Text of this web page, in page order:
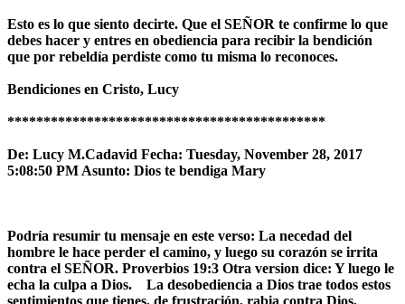
Esto es lo que siento decirte. Que el SEÑOR te confirme lo que
debes hacer y entres en obediencia para recibir la bendición
que por rebeldía perdiste como tu misma lo reconoces.
Bendiciones en Cristo, Lucy
********************************************
De: Lucy M.Cadavid Fecha: Tuesday, November 28, 2017
5:08:50 PM Asunto: Dios te bendiga Mary
Podría resumir tu mensaje en este verso: La necedad del
hombre le hace perder el camino, y luego su corazón se irrita
contra el SEÑOR. Proverbios 19:3 Otra version dice: Y luego le
echa la culpa a Dios.
La desobediencia a Dios trae todos estos
sentimientos que tienes, de frustración, rabia contra Dios,